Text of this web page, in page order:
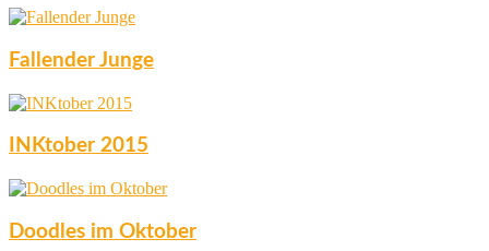
Fallender Junge
INKtober 2015
Doodles im Oktober